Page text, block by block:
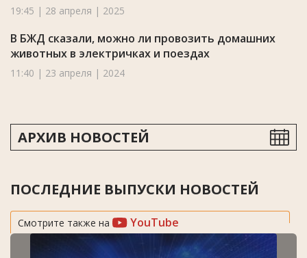
19:45 | 28 апреля | 2025
В БЖД сказали, можно ли провозить домашних
животных в электричках и поездах
11:40 | 23 апреля | 2024
АРХИВ НОВОСТЕЙ
ПОСЛЕДНИЕ ВЫПУСКИ НОВОСТЕЙ
Смотрите также на YouTube